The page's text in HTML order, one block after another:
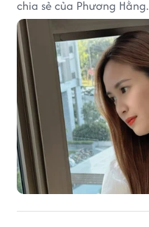
chia sẻ của Phương Hằng.